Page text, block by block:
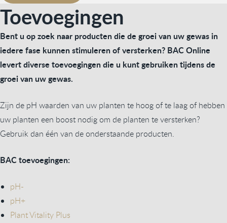
Toevoegingen
Bent u op zoek naar producten die de groei van uw gewas in
iedere fase kunnen stimuleren of versterken? BAC Online
levert diverse toevoegingen die u kunt gebruiken tijdens de
groei van uw gewas.
Zijn de pH waarden van uw planten te hoog of te laag of hebben
uw planten een boost nodig om de planten te versterken?
Gebruik dan één van de onderstaande producten.
BAC toevoegingen:
pH-
pH+
Plant Vitality Plus